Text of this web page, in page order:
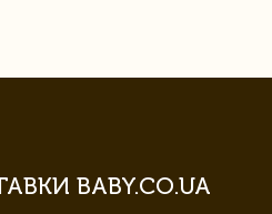
BABY.CO.UA